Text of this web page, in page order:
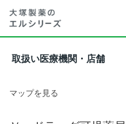
取扱い医療機関・店舗
マップを見る